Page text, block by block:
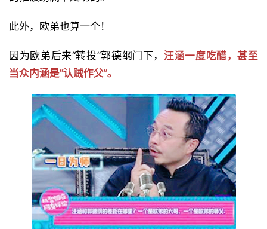
此外，欧弟也算一个！
因为欧弟后来“转投”郭德纲门下， 汪涵一度吃醋，甚至
当众内涵是“认贼作父”。